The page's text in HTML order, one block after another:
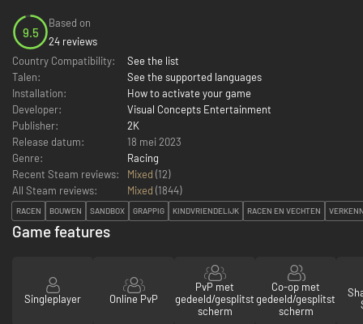
9.5
Based on
24 reviews
Country Compatibility:
See the list
Talen:
See the supported languages
Installation:
How to activate your game
Developer:
Visual Concepts Entertainment
Publisher:
2K
Release datum:
18 mei 2023
Genre:
Racing
Recent Steam reviews:
Mixed (12)
All Steam reviews:
Mixed (1844)
RACEN BOUWEN SANDBOX GRAPPIG KINDVRIENDELIJK RACEN EN VECHTEN
Game features
Singleplayer Online PvP
PvP met
gedeeld/gesplitst
scherm
Co-op met
gedeeld/gesplitst
scherm